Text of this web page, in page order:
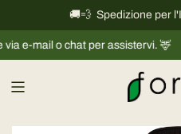
a
i
🚚💨 Spedizione per
International
chat per assistervi. 🦌